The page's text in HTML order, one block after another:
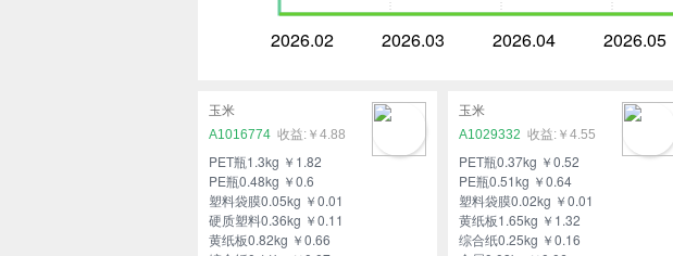
2026.02 2026.03 2026.04 2026.05
玉米
A1016774
￥4.88
PET瓶1.3kg ￥1.82
PE瓶0.48kg ￥0.6
塑料袋膜0.05kg ￥0.01
硬质塑料0.36kg ￥0.11
黄纸板0.82kg ￥0.66
玉米
A1029332
￥4.55
PET瓶0.37kg ￥0.52
PE瓶0.51kg ￥0.64
塑料袋膜0.02kg ￥0.01
黄纸板1.65kg ￥1.32
综合纸0.25kg ￥0.16